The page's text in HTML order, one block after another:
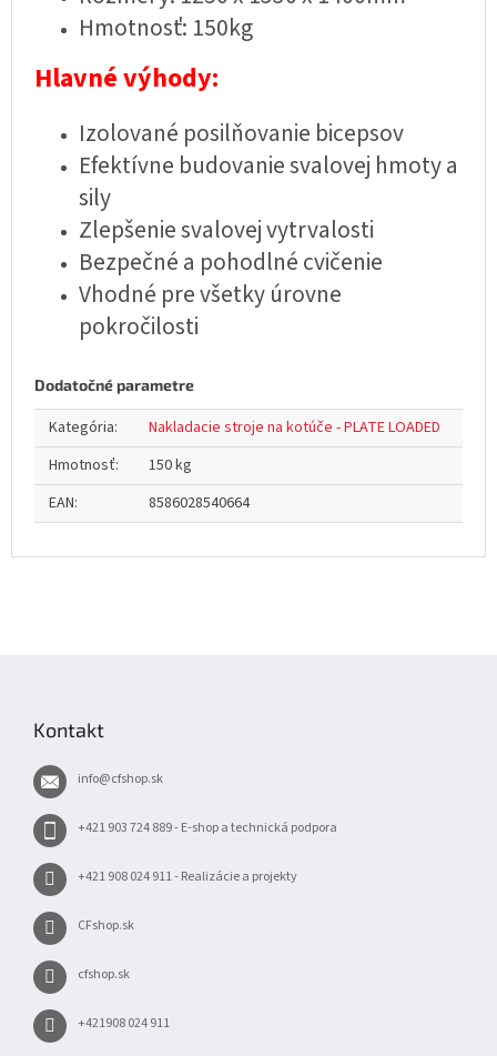
Hmotnosť: 150kg
Hlavné výhody:
Izolované posilňovanie bicepsov
Efektívne budovanie svalovej hmoty a
sily
Zlepšenie svalovej vytrvalosti
Bezpečné a pohodlné cvičenie
Vhodné pre všetky úrovne
pokročilosti
Dodatočné parametre
Kategória:
Nakladacie stroje na kotúče - PLATE LOADED
Hmotnosť:
150 kg
EAN: 8586028540664
Kontakt
info@cfshop.sk
+421 903 724 889 - E-shop a technická podpora
+421 908 024 911 - Realizácie a projekty
CFshop.sk
cfshop.sk
+421908 024 911